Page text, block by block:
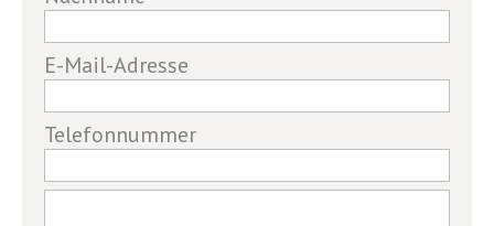
a
human,
ignore
field
E-Mail-Adresse
Telefonnummer